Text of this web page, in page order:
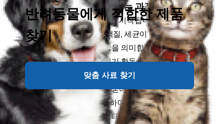
반려동물에게 적합한 제품
찾기
맞춤 사료 찾기
치태가 치석으로 변하는 과정
치석은 대부분 치태에서 시작됩니다. 치태는 음식
물 찌꺼기와 침 속 단백질, 세균이 결합해 치아 표
면에 형성되는 얇은 막을 의미합니다. 식사 후 형
성된 치태가 양치나 씹기 활동 등을 통해 충분히
제거되지 않으면 침 속의 칼슘과 인 성분이 침착
되면서 점차 단단하게 굳어집니다. 이 과정에서
치태는 치석으로 변화하며, 일반적인 칫솔질만으
로 제거하기 어려운 상태가 됩니다.